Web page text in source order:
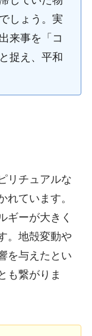
しょう。実
来事を「コ
捉え、平和
リチュアルな
れています。
ギーが大きく
。地殻変動や
を与えたとい
も繋がりま